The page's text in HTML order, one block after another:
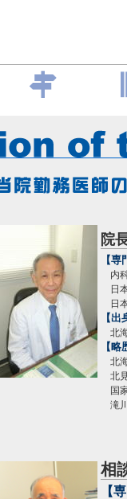
院
【専
内
日
日
【
北
【略
北
北
国
滝
相
【